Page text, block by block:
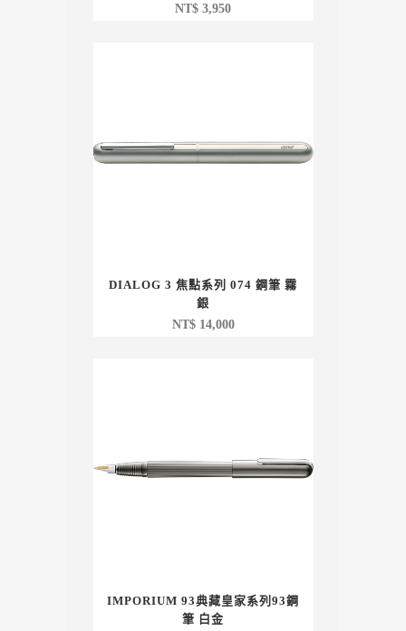
NT$ 3,950
DIALOG 3 焦點系列 074 鋼筆 霧
銀
NT$14,000
IMPORIUM 93典藏皇家系列93鋼
筆 白金